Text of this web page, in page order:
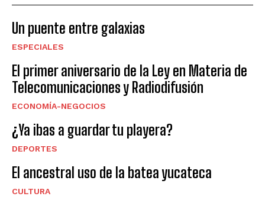
Un puente entre galaxias
ESPECIALES
El primer aniversario de la Ley en Materia de
Telecomunicaciones y Radiodifusión
ECONOMÍA-NEGOCIOS
¿Ya ibas a guardar tu playera?
DEPORTES
El ancestral uso de la batea yucateca
CULTURA